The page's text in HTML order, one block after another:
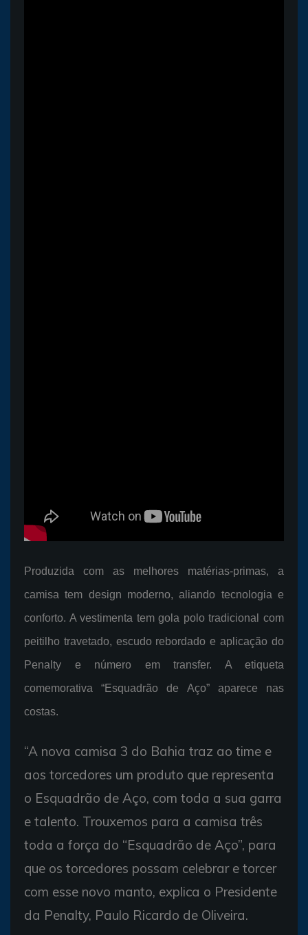
Produzida com as melhores matérias-primas, a
camisa tem design moderno, aliando tecnologia e
conforto. A vestimenta tem gola polo tradicional com
peitilho travetado, escudo rebordado e aplicação do
Penalty e número em transfer. A etiqueta
comemorativa “Esquadrão de Aço” aparece nas
costas.
“A nova camisa 3 do Bahia traz ao time e
aos torcedores um produto que representa
o Esquadrão de Aço, com toda a sua garra
e talento. Trouxemos para a camisa três
toda a força do “Esquadrão de Aço”, para
que os torcedores possam celebrar e torcer
com esse novo manto, explica o Presidente
da Penalty, Paulo Ricardo de Oliveira.